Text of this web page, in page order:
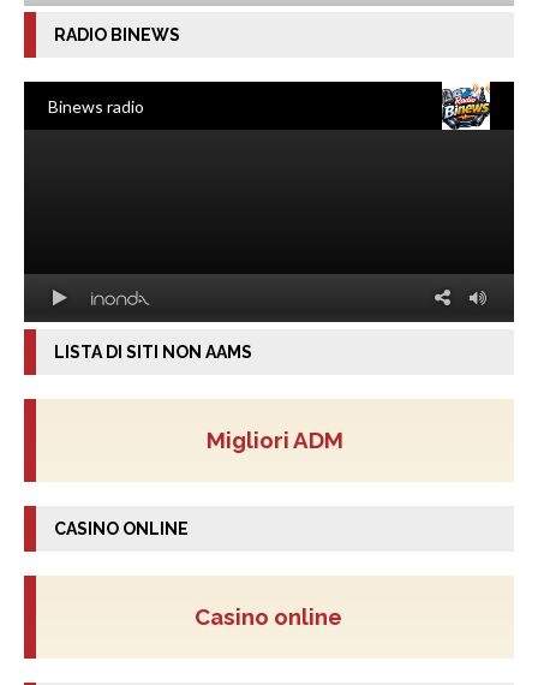
RADIO BINEWS
LISTA DI SITI NON AAMS
Migliori ADM
CASINO ONLINE
Casino online